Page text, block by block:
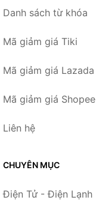
Danh sách từ khóa
Mã giảm giá Tiki
Mã giảm giá Lazada
Mã giảm giá Shopee
Liên hệ
CHUYÊN MỤC
Điện Tử - Điện Lạnh